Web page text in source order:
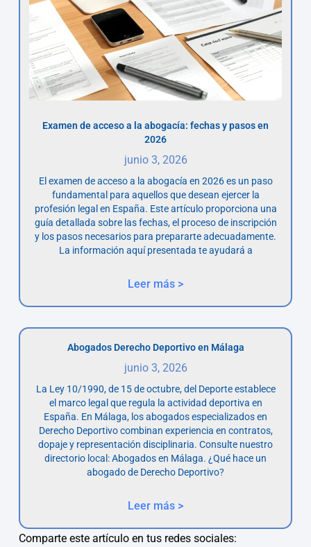
Examen de acceso a la abogacía: fechas y pasos en
2026
junio 3, 2026
El examen de acceso a la abogacía en 2026 es un paso
fundamental para aquellos que desean ejercer la
profesión legal en España. Este artículo proporciona una
guía detallada sobre las fechas, el proceso de inscripción
y los pasos necesarios para prepararte adecuadamente.
La información aquí presentada te ayudará a
Leer más >
Abogados Derecho Deportivo en Málaga
junio 3, 2026
La Ley 10/1990, de 15 de octubre, del Deporte establece
el marco legal que regula la actividad deportiva en
España. En Málaga, los abogados especializados en
Derecho Deportivo combinan experiencia en contratos,
dopaje y representación disciplinaria. Consulte nuestro
directorio local: Abogados en Málaga. ¿Qué hace un
abogado de Derecho Deportivo?
Leer más >
Comparte este artículo en tus redes sociales: